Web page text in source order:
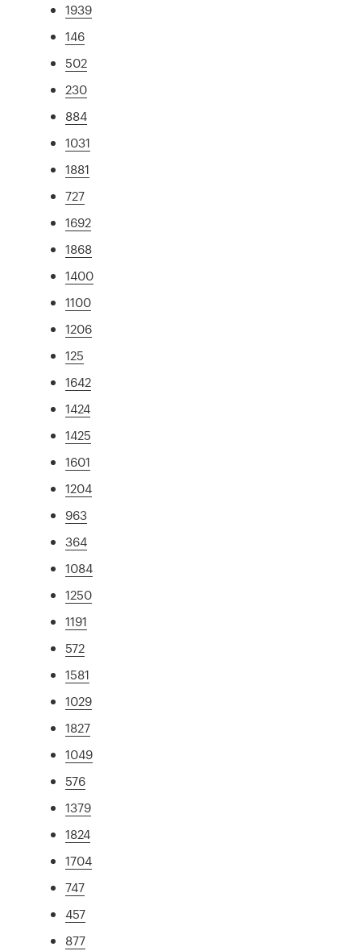
1939
146
502
230
884
1031
1881
727
1692
1868
1400
1100
1206
125
1642
1424
1425
1601
1204
963
364
1084
1250
1191
572
1581
1029
1827
1049
576
1379
1824
1704
747
457
877